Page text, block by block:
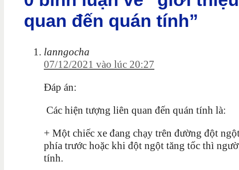
quan đến quán tính”
lanngocha
07/12/2021 vào lúc 20:27
Đáp án:
Các hiện tượng liên quan đến quán tính là:
+ Một chiếc xe đang chạy trên đường đột
phía trước hoặc khi đột ngột tăng tốc thì
tính.